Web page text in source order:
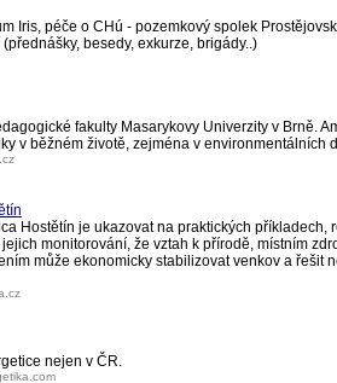
Iris, péče o CHú - pozemkový spolek
besedy, exkurze, brigády..)
fakulty Masarykovy Univerzity v Brně.
v běžném životě, zejména v environmentálních
Hostětín je ukazovat na praktických příkladech,
monitorování, že vztah k přírodě, místním
může ekonomicky stabilizovat venkov a řešit
nejen v ČR.